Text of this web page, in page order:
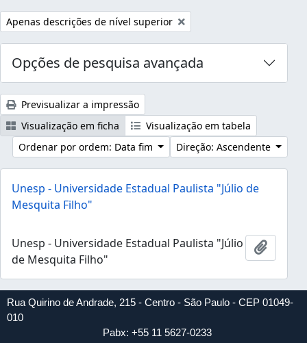
Remover filtro:
Apenas descrições de nível superior
Opções de pesquisa avançada
Previsualizar a impressão
Visualização em ficha
Visualização em tabela
Ordenar por ordem: Data fim
Direção: Ascendente
Unesp - Universidade Estadual Paulista "Júlio de
Mesquita Filho"
Unesp - Universidade Estadual Paulista "Júlio
de Mesquita Filho"
Rua Quirino de Andrade, 215 - Centro - São Paulo - CEP 01049-
010
Pabx: +55 11 5627-0233